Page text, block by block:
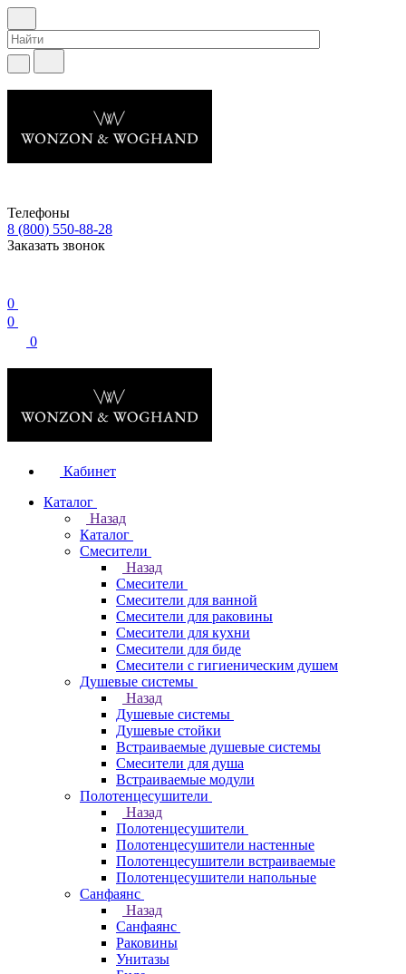
Телефоны
8 (800) 550-88-28
Заказать звонок
0
0
0
Кабинет
Каталог
Назад
Каталог
Смесители
Назад
Смесители
Смесители для ванной
Смесители для раковины
Смесители для кухни
Смесители для биде
Смесители с гигиеническим душем
Душевые системы
Назад
Душевые системы
Душевые стойки
Встраиваемые душевые системы
Смесители для душа
Встраиваемые модули
Полотенцесушители
Назад
Полотенцесушители
Полотенцесушители настенные
Полотенцесушители встраиваемые
Полотенцесушители напольные
Санфаянс
Назад
Санфаянс
Раковины
Унитазы